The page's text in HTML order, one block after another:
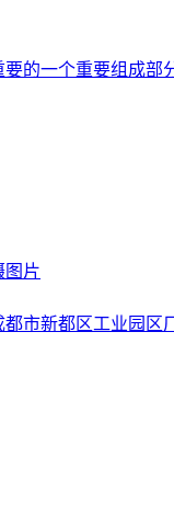
的一个重要组成
图片
市新都区工业园区